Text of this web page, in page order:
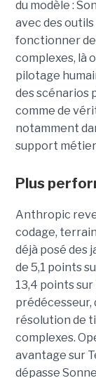
du modèle :
avec des
fonctionner
complexes, là
pilotage
des scénarios
comme de
notamment
support
Plus
Anthropic
codage,
déjà posé des
de 5,1 points
13,4 points sur
prédécesseur,
résolution de
complexes.
avantage sur
dépasse